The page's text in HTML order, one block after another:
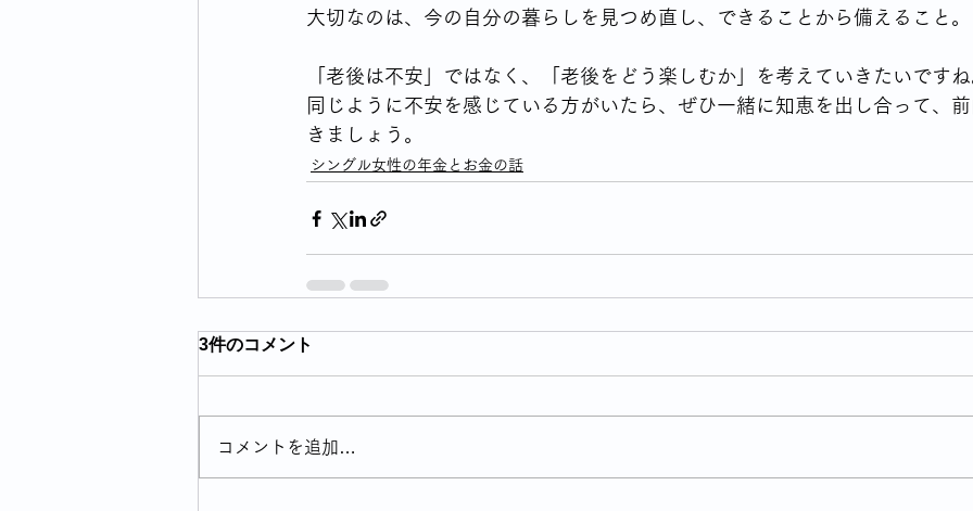
大切なのは、今の自分の暮らしを見つめ直し、できることから備えること。
「老後は不安」ではなく、「老後をどう楽しむか」を考えていきたいですね
同じように不安を感じている方がいたら、ぜひ一緒に知恵を出し合って、
きましょう。
シングル女性の年金とお金の話
3件のコメント
コメントを追加…